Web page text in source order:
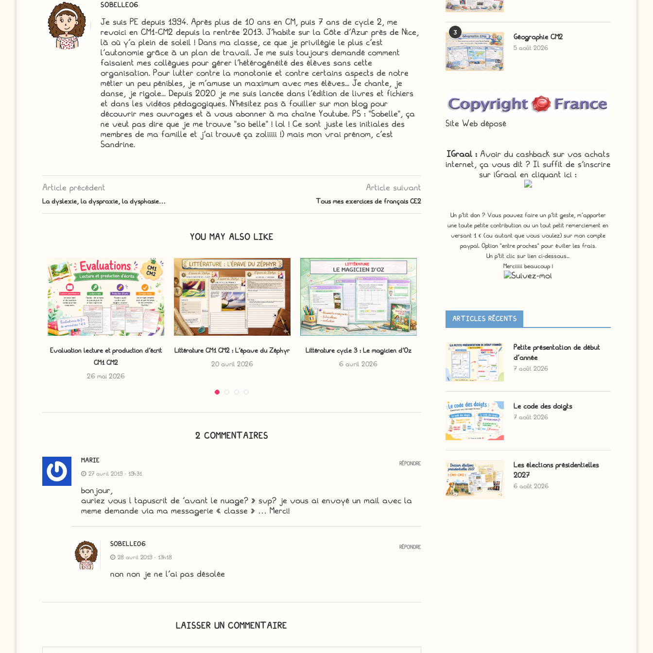
SOBELLE06
Je suis PE depuis 1994. Après plus de 10 ans en CM, puis 7 ans de cycle 2, me
revoici en CM1-CM2 depuis la rentrée 2013. J'habite sur la Côte d'Azur près de Nice,
là où y'a plein de soleil ! Dans ma classe, ce que je privilégie le plus c'est
l'autonomie grâce à un plan de travail. Je me suis toujours demandé comment
faisaient mes collègues pour gérer l'hétérogénéité des élèves sans cette
organisation. Pour lutter contre la monotonie et contre certains aspects de notre
métier un peu pénibles, je m'amuse un maximum avec mes élèves... Je chante, je
danse, je rigole... Depuis 2020 je me suis lancée dans l'édition de livres et fichiers
et dans les vidéos pédagogiques. N'hésitez pas à fouiller sur mon blog pour
découvrir mes ouvrages et à vous abonner à ma chaîne Youtube. PS : "Sobelle", ça
ne veut pas dire que je me trouve "so belle" ! lol ! Ce sont juste les initiales des
membres de ma famille et j'ai trouvé ça zoliiiii !) mais mon vrai prénom, c'est
Sandrine.
Article précédent
La dyslexie, la dyspraxie, la dysphasie…
Article suivant
Tous mes exercices de français CE2
YOU MAY ALSO LIKE
Evaluation lecture et production d’écrit
CM1 CM2
26 mai 2026
Littérature CM1 CM2 : L’épave du Zéphyr
20 avril 2026
Littérature cycle 3 : Le magicien d’Oz
6 avril 2026
Cyra, les mots que je n’ai pas signés
18 juillet 2026
Littérature CM1 CM2 Cyrano
2 COMMENTAIRES
MARIE
27 avril 2019 - 19h31
bonjour,
auriez vous l tapuscrit de ‘avant le nuage? » svp? je vous ai envoyé un mail avec la
meme demande via ma messagerie « classe » … Merci!
RÉPONDRE
SOBELLE06
28 avril 2019 - 13h18
non non je ne l’ai pas désolée
RÉPONDRE
LAISSER UN COMMENTAIRE
3
Géographie CM2
5 août 2026
Site Web déposé
IGraal :Avoir du cashback sur vos achats
internet, ça vous dit ? Il suffit de s'inscrire
sur iGraal en cliquant ici :
Un p'tit don ? Vous pouvez faire un p’tit geste, m’apporter
une toute petite contribution ou un tout petit remerciement en
versant 1 € (ou autant que vous voulez) sur mon compte
paypal. Option "entre proches" pour éviter les frais.
Un p'tit clic sur lien ci-dessous...
Merciiiii beaucoup !
ARTICLES RÉCENTS
Petite présentation de début
d’année
7 août 2026
Le code des doigts
7 août 2026
Les élections présidentielles
2027
6 août 2026